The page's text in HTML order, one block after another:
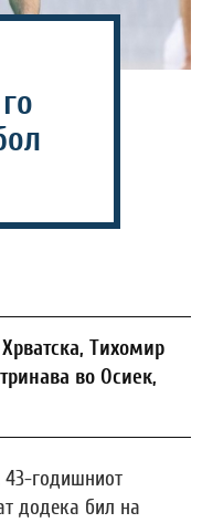
Тихомир
во Осиек,
43-годишниот
додека бил на